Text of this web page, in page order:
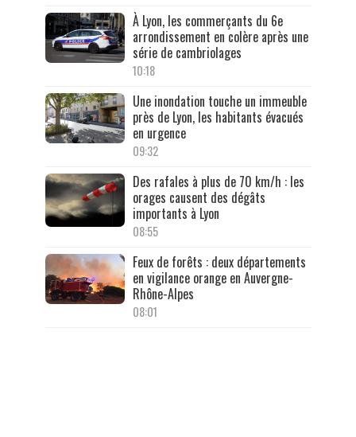
À Lyon, les commerçants du 6e
arrondissement en colère après une
série de cambriolages
10:18
Une inondation touche un immeuble
près de Lyon, les habitants évacués
en urgence
09:32
Des rafales à plus de 70 km/h : les
orages causent des dégâts
importants à Lyon
08:55
Feux de forêts : deux départements
en vigilance orange en Auvergne-
Rhône-Alpes
08:01